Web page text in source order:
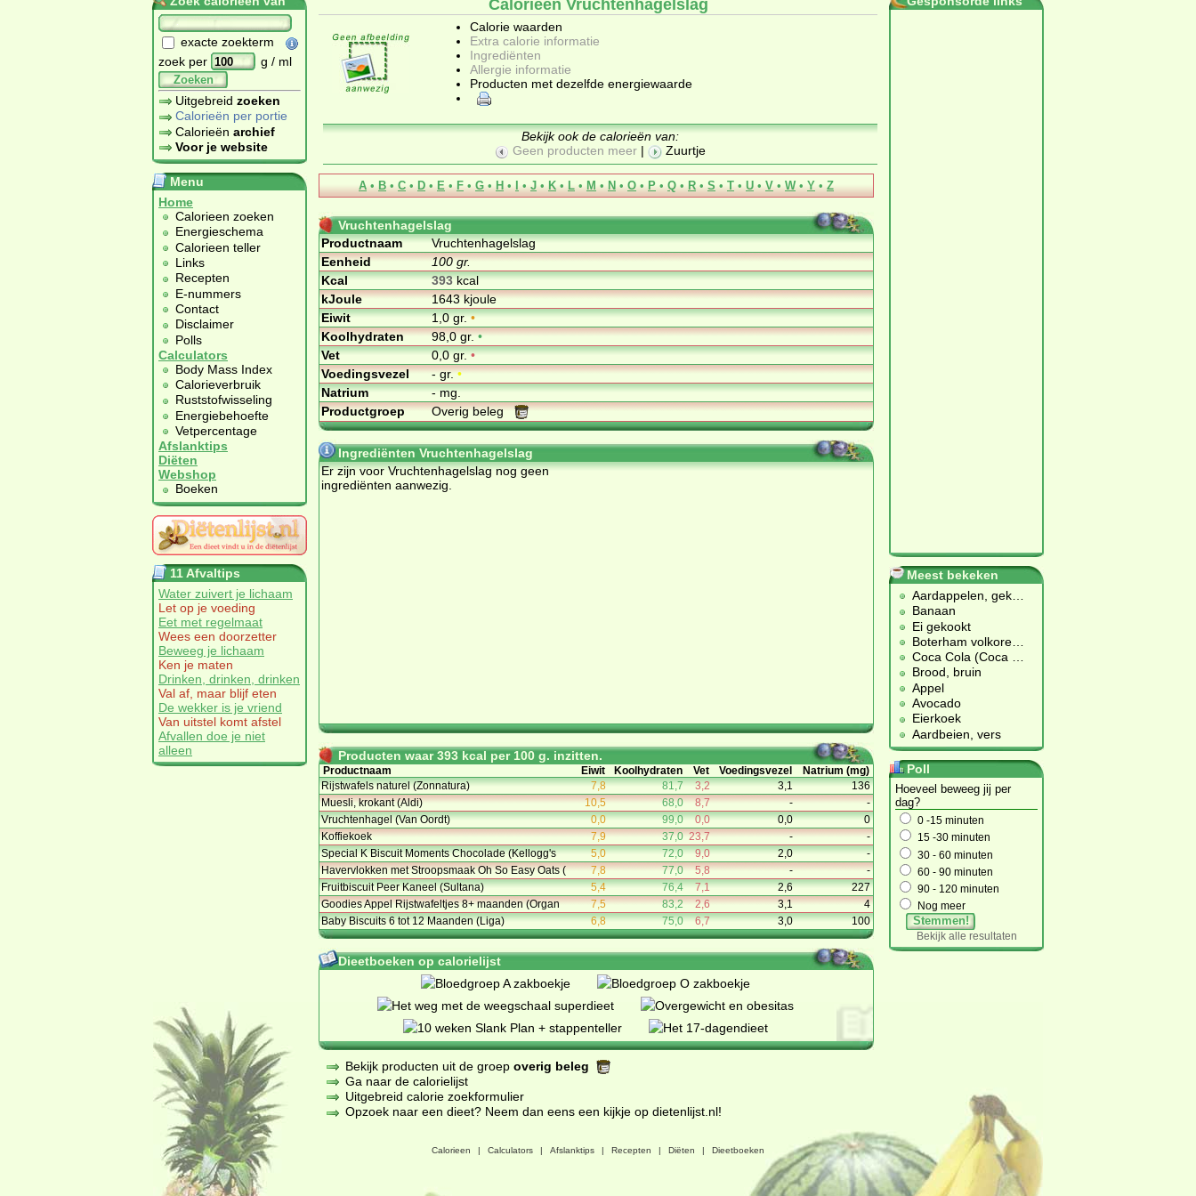
exacte zoekterm
zoek per
g / ml
Zoeken
Uitgebreid zoeken
Calorieën per portie
Calorieën archief
Voor je website
Menu
Home
Calorieen zoeken
Energieschema
Calorieen teller
Links
Recepten
E-nummers
Contact
Disclaimer
Polls
Calculators
Body Mass Index
Calorieverbruik
Ruststofwisseling
Energiebehoefte
Vetpercentage
Afslanktips
Diëten
Webshop
Boeken
11 Afvaltips
Water zuivert je lichaam
Let op je voeding
Eet met regelmaat
Wees een doorzetter
Beweeg je lichaam
Ken je maten
Drinken, drinken, drinken
Val af, maar blijf eten
De wekker is je vriend
Van uitstel komt afstel
Afvallen doe je niet
alleen
Calorieën Vruchtenhagelslag
Calorie waarden
Extra calorie informatie
Ingrediënten
Allergie informatie
Producten met dezelfde energiewaarde
Bekijk ook de calorieën van:
Geen producten meer | Zuurtje
A • B • C • D • E • F • G • H • I • J • K • L • M • N • O • P • Q • R • S • T • U • V • W • Y • Z
Vruchtenhagelslag
Productnaam
Vruchtenhagelslag
Eenheid
100 gr.
Kcal
393kcal
kJoule
1643 kjoule
Eiwit
1,0 gr.•
Koolhydraten
98,0 gr.•
Vet
0,0 gr.•
Voedingsvezel
- gr.•
Natrium
- mg.
Productgroep
Overig beleg
Ingrediënten Vruchtenhagelslag
Er zijn voor Vruchtenhagelslag nog geen
ingrediënten aanwezig.
Producten waar 393 kcal per 100 g. inzitten.
Productnaam Eiwit Koolhydraten Vet Voedingsvezel
Natrium (mg)
Rijstwafels naturel (Zonnatura)
7,8 81,7 3,2 3,1
136
Muesli, krokant (Aldi)
10,5 68,0 8,7 -
-
Vruchtenhagel (Van Oordt)
0,0 99,0 0,0 0,0
0
Koffiekoek
7,9 37,0 23,7 -
-
Special K Biscuit Moments Chocolade (Kellogg's
5,0 72,0 9,0 2,0
-
Havervlokken met Stroopsmaak Oh So Easy Oats (
7,8 77,0 5,8 -
-
Fruitbiscuit Peer Kaneel (Sultana)
5,4 76,4 7,1 2,6
227
Goodies Appel Rijstwafeltjes 8+ maanden (Organ
7,5 83,2 2,6 3,1
4
Baby Biscuits 6 tot 12 Maanden (Liga)
6,8 75,0 6,7 3,0 100
Dieetboeken op calorielijst
Bekijk producten uit de groep overig beleg
Ga naar de calorielijst
Uitgebreid calorie zoekformulier
Opzoek naar een dieet? Neem dan eens een kijkje op dietenlijst.nl!
Meest bekeken
Aardappelen, gek
Banaan
Ei gekookt
Boterham volkore
Coca Cola (Coca
Brood, bruin
Appel
Avocado
Eierkoek
Aardbeien, vers
Poll
Hoeveel beweeg jij per
dag?
0 -15 minuten
15 -30 minuten
30 - 60 minuten
60 - 90 minuten
90 - 120 minuten
Nog meer
Stemmen!
Bekijk alle resultaten
Calorieen | Calculators | Afslanktips | Recepten | Diëten | Dieetboeken